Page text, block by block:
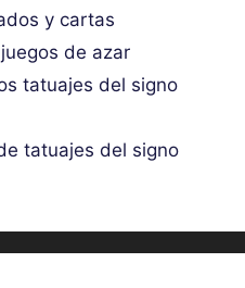
y cartas
de azar
tatuajes del signo
tatuajes del signo